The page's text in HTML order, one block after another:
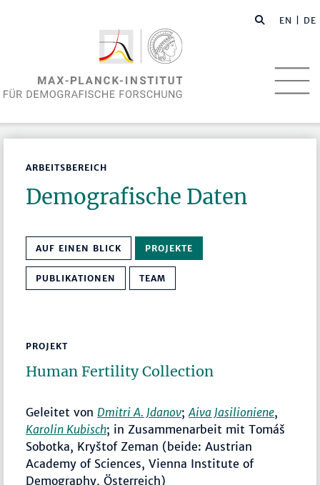
EN | DE
ARBEITSBEREICH
Demografische Daten
AUF EINEN BLICK PROJEKTE
PUBLIKATIONEN TEAM
PROJEKT
Human Fertility Collection
Geleitet von Dmitri A. Jdanov;Aiva Jasilioniene,
Karolin Kubisch; in Zusammenarbeit mit Tomáš
Sobotka, Kryštof Zeman (beide: Austrian
Academy of Sciences, Vienna Institute of
Demography, Österreich)